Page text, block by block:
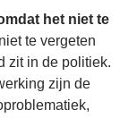
het niet te
te vergeten
zit in de politiek.
zijn de